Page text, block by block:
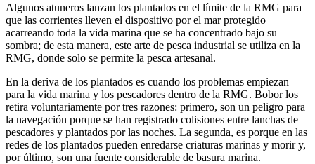
Algunos atuneros lanzan los plantados en el límite de la RMG para
que las corrientes lleven el dispositivo por el mar protegido
acarreando toda la vida marina que se ha concentrado bajo su
sombra; de esta manera, este arte de pesca industrial se utiliza en la
RMG, donde solo se permite la pesca artesanal.
En la deriva de los plantados es cuando los problemas empiezan
para la vida marina y los pescadores dentro de la RMG. Bobor los
retira voluntariamente por tres razones: primero, son un peligro para
la navegación porque se han registrado colisiones entre lanchas de
pescadores y plantados por las noches. La segunda, es porque en las
redes de los plantados pueden enredarse criaturas marinas y morir y,
por último, son una fuente considerable de basura marina.